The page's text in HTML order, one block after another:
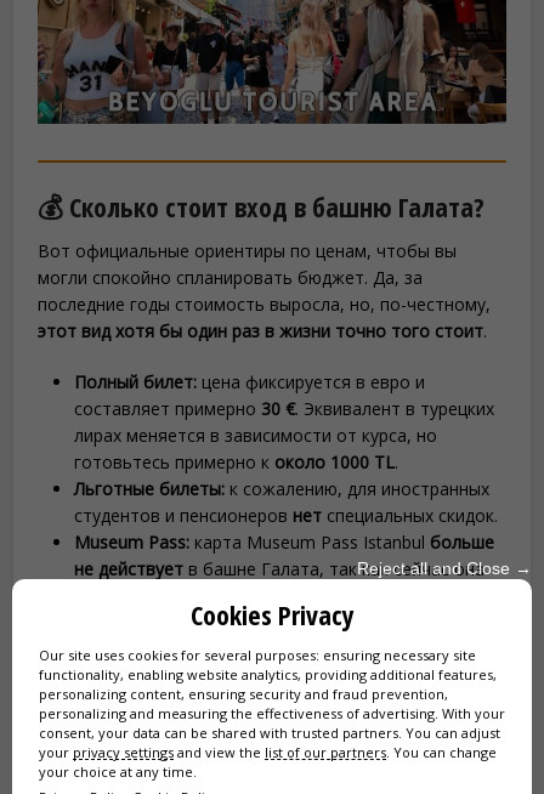
💰 Сколько стоит вход в башню Галата?
Вот официальные ориентиры по ценам, чтобы вы
могли спокойно спланировать бюджет. Да, за
последние годы стоимость выросла, но, по-честному,
этот вид хотя бы один раз в жизни точно того стоит.
Полный билет: цена фиксируется в евро и
составляет примерно 30 €. Эквивалент в турецких
лирах меняется в зависимости от курса, но
готовьтесь примерно к около 1000 TL.
Льготные билеты: к сожалению, для иностранных
студентов и пенсионеров нет специальных скидок.
Museum Pass: карта Museum Pass Istanbul больше
не действует в башне Галата, так как сейчас она
Приоритетный доступ в башню
Галата:
забронируйте сейчас официальный
билет с проходом без очереди
Reject all and Close →
Cookies Privacy
Our site uses cookies for several purposes: ensuring necessary site
functionality, enabling website analytics, providing additional features,
personalizing content, ensuring security and fraud prevention,
personalizing and measuring the effectiveness of advertising. With your
consent, your data can be shared with trusted partners. You can adjust
your privacy settings and view the list of our partners. You can change
your choice at any time.